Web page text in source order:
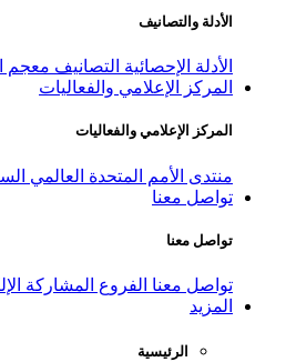
الأدلة والتصانيف
الأدلة الإحصائية التصانيف معجم
المركز الإعلامي والفعاليات
المركز الإعلامي والفعاليات
منتدى الأمم المتحدة العالمي
تواصل معنا
تواصل معنا
تواصل معنا الفروع المشاركة
المزيد
الرئيسية